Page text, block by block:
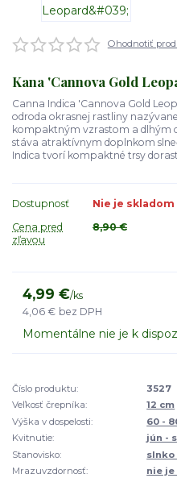
Ohodnotiť
Kana 'Cannova Gold
Canna Indica 'Cannova Gold
odroda okrasnej rastliny
kompaktným vzrastom a dlhým
stáva atraktívnym doplnkom
Indica tvorí kompaktné trsy
Dostupnosť
Nie je skladom
Cena pred
zľavou
8,90 €
4,99 €/ks
4,06 € bez DPH
Momentálne nie je k
Číslo produktu:
3527
Veľkosť črepníka:
12 cm
Výška v dospelosti:
60 -
Kvitnutie:
jún -
Stanovisko:
slnko
Mrazuvzdornosť:
nie